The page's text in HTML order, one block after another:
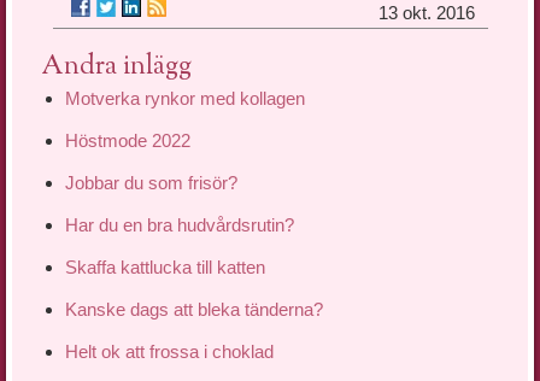
13 okt. 2016
Andra inlägg
Motverka rynkor med kollagen
Höstmode 2022
Jobbar du som frisör?
Har du en bra hudvårdsrutin?
Skaffa kattlucka till katten
Kanske dags att bleka tänderna?
Helt ok att frossa i choklad